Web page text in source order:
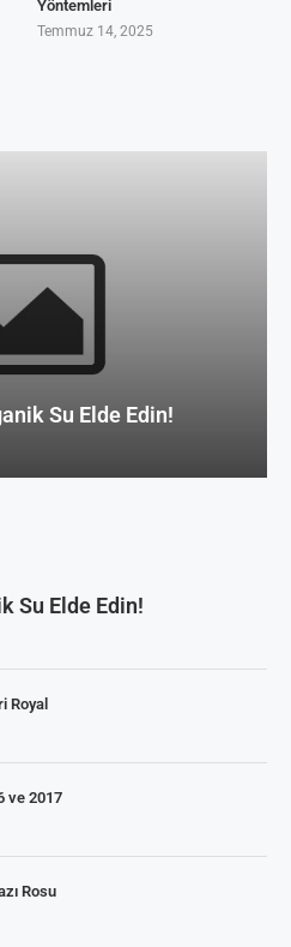
Su Elde Edin!
Royal
ve 2017
Rosu
Yöntemleri
Temmuz 14, 2025
Su Elde Edin!